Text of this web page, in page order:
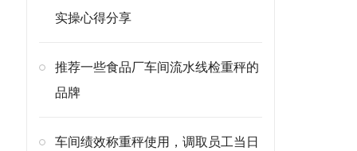
实操心得分享
推荐一些食品厂车间流水线检重秤的
品牌
车间绩效称重秤使用，调取员工当日